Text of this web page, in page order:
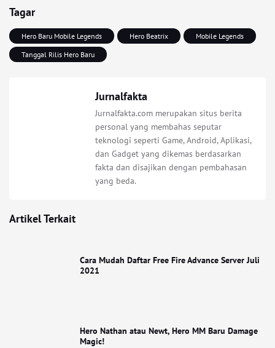
Tagar
Hero Baru Mobile Legends Hero Beatrix
Mobile Legends
Tanggal Rilis Hero Baru
Jurnalfakta
Jurnalfakta.com merupakan situs berita
personal yang membahas seputar
teknologi seperti Game, Android, Aplikasi,
dan Gadget yang dikemas berdasarkan
fakta dan disajikan dengan pembahasan
yang beda.
Artikel Terkait
Cara Mudah Daftar Free Fire Advance Server Juli
2021
Hero Nathan atau Newt, Hero MM Baru Damage
Magic!